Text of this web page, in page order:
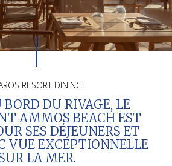
RESORT DINING
DU RIVAGE, LE
AMMOS BEACH EST
SES DÉJEUNERS ET
VUE EXCEPTIONNELLE
LA MER.